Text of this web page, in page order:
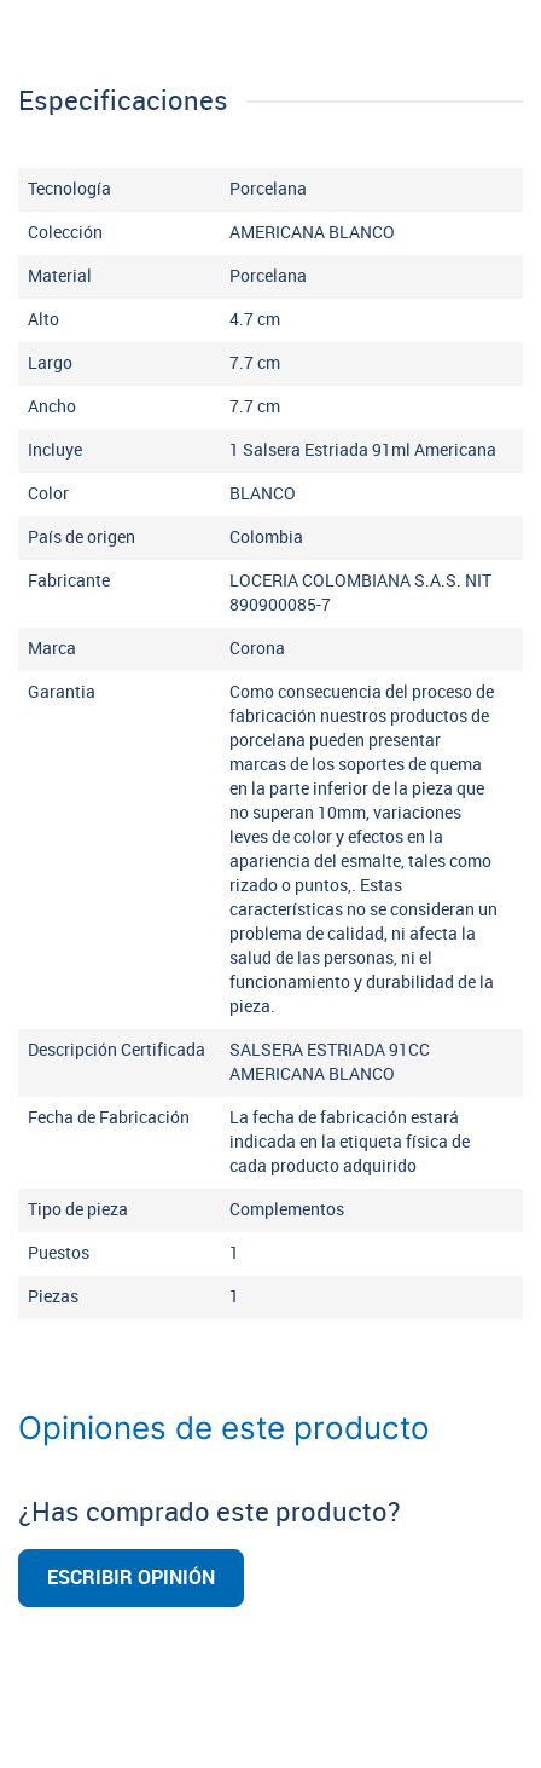
Especificaciones
Tecnología Porcelana
Colección AMERICANA BLANCO
Material Porcelana
Alto 4.7cm
Largo 7.7cm
Ancho 7.7cm
Incluye 1 Salsera Estriada 91ml Americana
Color BLANCO
País de origen Colombia
Fabricante
LOCERIA COLOMBIANA S.A.S. NIT
890900085-7
Marca Corona
Garantia
Como consecuencia del proceso de
fabricación nuestros productos de
porcelana pueden presentar
marcas de los soportes de quema
en la parte inferior de la pieza que
no superan 10mm, variaciones
leves de color y efectos en la
apariencia del esmalte, tales como
rizado o puntos,. Estas
características no se consideran un
problema de calidad, ni afecta la
salud de las personas, ni el
funcionamiento y durabilidad de la
pieza.
Descripción Certificada
SALSERA ESTRIADA 91CC
AMERICANA BLANCO
Fecha de Fabricación
La fecha de fabricación estará
indicada en la etiqueta física de
cada producto adquirido
Tipo de pieza Complementos
Puestos 1
Piezas 1
Opiniones de este producto
¿Has comprado este producto?
ESCRIBIR OPINIÓN